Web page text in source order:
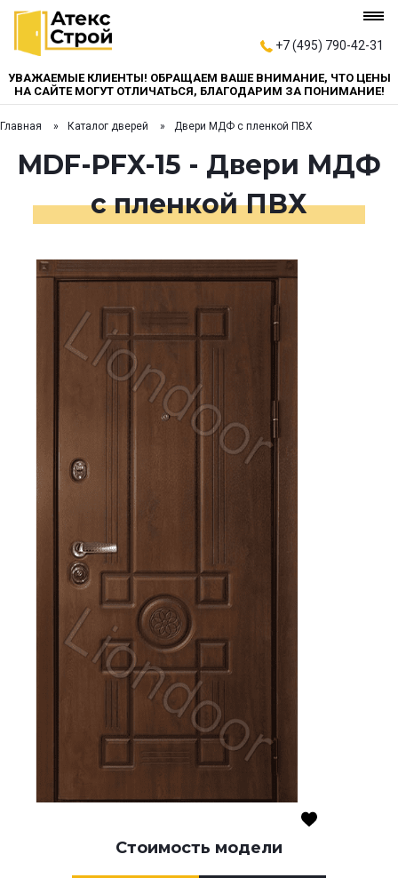
+7 (495) 790-42-31
УВАЖАЕМЫЕ КЛИЕНТЫ! ОБРАЩАЕМ ВАШЕ ВНИМАНИЕ, ЧТО ЦЕНЫ
НА САЙТЕ МОГУТ ОТЛИЧАТЬСЯ, БЛАГОДАРИМ ЗА ПОНИМАНИЕ!
Главная Каталог дверей Двери МДФ с пленкой ПВХ
MDF-PFX-15 - Двери МДФ
с пленкой ПВХ
Стоимость модели